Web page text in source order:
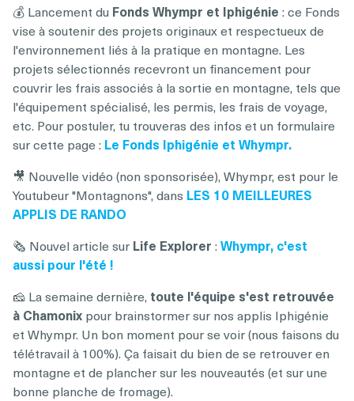
💰 Lancement du Fonds Whympr et Iphigénie : ce Fonds
vise à soutenir des projets originaux et respectueux de
l'environnement liés à la pratique en montagne. Les
projets sélectionnés recevront un financement pour
couvrir les frais associés à la sortie en montagne, tels que
l'équipement spécialisé, les permis, les frais de voyage,
etc. Pour postuler, tu trouveras des infos et un formulaire
sur cette page : Le Fonds Iphigénie et Whympr.
🎥 Nouvelle vidéo (non sponsorisée), Whympr, est pour le
Youtubeur "Montagnons", dans LES 10 MEILLEURES
APPLIS DE RANDO
🗞️ Nouvel article sur Life Explorer :Whympr, c'est
aussi pour l'été !
🧀 La semaine dernière, toute l'équipe s'est retrouvée
à Chamonix pour brainstormer sur nos applis Iphigénie
et Whympr. Un bon moment pour se voir (nous faisons du
télétravail à 100%). Ça faisait du bien de se retrouver en
montagne et de plancher sur les nouveautés (et sur une
bonne planche de fromage).